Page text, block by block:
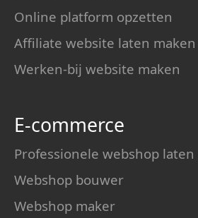
Online platform opzetten
Affiliate website laten maken
Werken-bij website maken
E-commerce
Professionele webshop laten
Webshop bouwer
Webshop maker